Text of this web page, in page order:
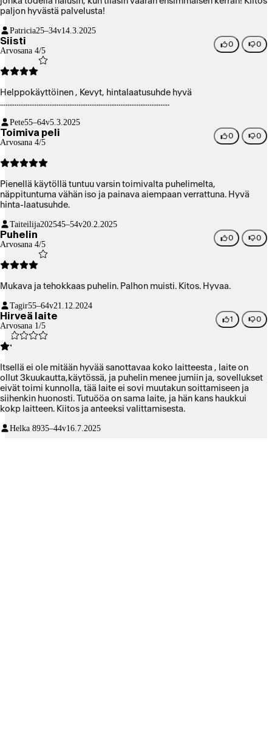
paljon hyvästä palvelusta!
Patricia25–34v14.3.2025
Siisti
Arvosana 4/5
0 0
Helppokäyttöinen , Kevyt, hintalaatusuhde hyvä
.............................................................................................
Pete55–64v5.3.2025
Toimiva peli
Arvosana 4/5
0 0
Pienellä käytöllä tuntuu varsin toimivalta puhelimelta,
näppituntuma vähän iso ja painava aiempaan verrattuna. Hyvä
hinta-laatusuhde.
Taiteilija202545–54v20.2.2025
Puhelin
Arvosana 4/5
0 0
Mukava ja tehokkaas puhelin. Palhon muisti. Kitos. Hyvaa.
Tagir55–64v21.12.2024
Hirveä laite
Arvosana 1/5
1 0
Itsellä ei ole mitään hyvää sanottavaa koko laitteesta , laite on
ollut 3kuukautta,käytössä, ja puhelin menee jumiin ja, sovellukset
eivät toimi kunnolla, tää laite ei sovi muutakun soittamiseen ja
siihenkin huonosti. Tutuööa on sama laite, ja hän kans haukkui
kokp laitteen. Kiitos ja anteeksi valittamisesta.
Helka 8935–44v16.7.2025